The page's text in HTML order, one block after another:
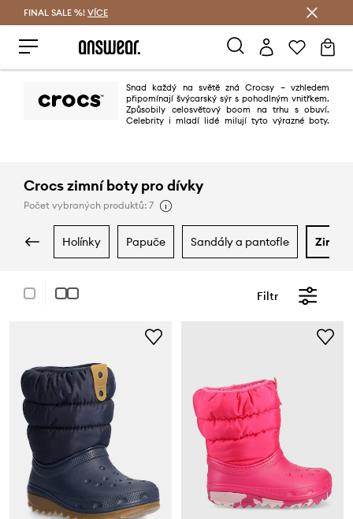
FINAL SALE %! VÍCE
Snad každý na světě zná Crocsy – vzhledem
připomínají švýcarský sýr s pohodlným vnitřkem.
Způsobily celosvětový boom na trhu s obuví.
Celebrity i mladí lidé milují tyto výrazné boty.
Crocs zimní boty pro dívky
Počet vybraných produktů: 7
holínky papuče sandály a pantofle zimní
Filtr